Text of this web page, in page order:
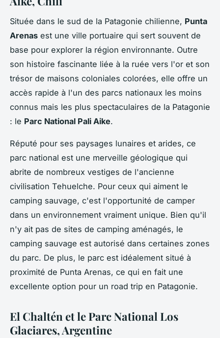
Située dans le sud de la Patagonie chilienne, Punta
Arenas est une ville portuaire qui sert souvent de
base pour explorer la région environnante. Outre
son histoire fascinante liée à la ruée vers l'or et son
trésor de maisons coloniales colorées, elle offre un
accès rapide à l'un des parcs nationaux les moins
connus mais les plus spectaculaires de la Patagonie
: le Parc National Pali Aike.
Réputé pour ses paysages lunaires et arides, ce
parc national est une merveille géologique qui
abrite de nombreux vestiges de l'ancienne
civilisation Tehuelche. Pour ceux qui aiment le
camping sauvage, c'est l'opportunité de camper
dans un environnement vraiment unique. Bien qu'il
n'y ait pas de sites de camping aménagés, le
camping sauvage est autorisé dans certaines zones
du parc. De plus, le parc est idéalement situé à
proximité de Punta Arenas, ce qui en fait une
excellente option pour un road trip en Patagonie.
El Chaltén et le Parc National Los
Glaciares, Argentine